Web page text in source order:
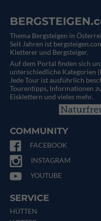
Thema Bergsteigen in
Seit Jahren ist
Kletterer und Bergsteiger.
Auf dem Portal finden sich
unterschiedliche Kategorien
Jede Tour ist ausführlich
Tourentipps, Informationen
Eisklettern und vieles mehr.
COMMUNITY
FACEBOOK
INSTAGRAM
YOUTUBE
SERVICE
HÜTTEN